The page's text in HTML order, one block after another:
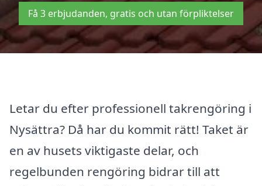
Få 3 erbjudanden, gratis och utan förpliktelser
Letar du efter professionell takrengöring i
Nysättra? Då har du kommit rätt! Taket är
en av husets viktigaste delar, och
regelbunden rengöring bidrar till att